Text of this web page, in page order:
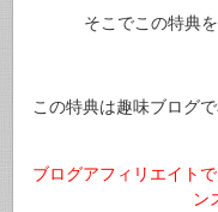
そこでこの特典
この特典は趣味ブログ
ブログアフィリエイト
ン